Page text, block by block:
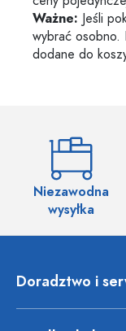
Ważne: Jeśli
wybrać osobno.
dodane do
Niezawodna
wysyłka
Doradztwo i